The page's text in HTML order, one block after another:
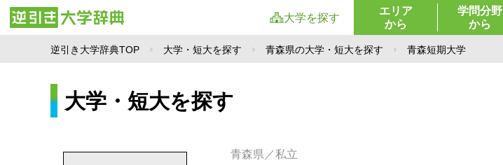
大学を探す
エリア
から
学問分野
から
逆引き大学辞典TOP 大学・短大を探す 青森県の大学・短大を探す 青森短期大学
大学・短大を探す
青森県／私立